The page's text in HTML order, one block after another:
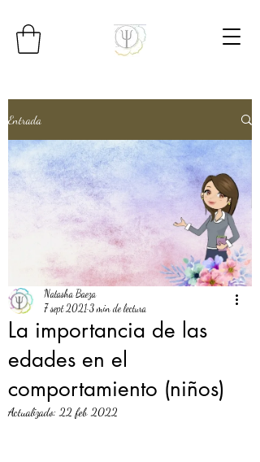
Entrada
La importancia de las
edades en el
comportamiento (niños)
Natasha Baeza
7 sept 2021 3 min de lectura
Actualizado: 22 feb 2022